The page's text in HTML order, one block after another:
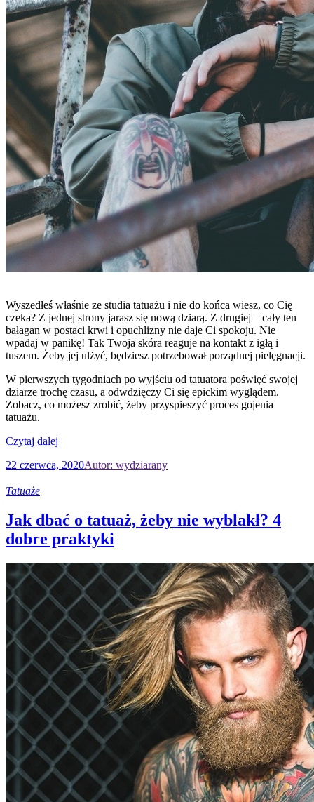
Wyszedłeś właśnie ze studia tatuażu i nie do końca wiesz, co Cię
czeka? Z jednej strony jarasz się nową dziarą. Z drugiej – cały ten
bałagan w postaci krwi i opuchlizny nie daje Ci spokoju. Nie
wpadaj w panikę! Tak Twoja skóra reaguje na kontakt z igłą i
tuszem. Żeby jej ulżyć, będziesz potrzebował porządnej pielęgnacji.
W pierwszych tygodniach po wyjściu od tatuatora poświęć swojej
dziarze trochę czasu, a odwdzięczy Ci się epickim wyglądem.
Zobacz, co możesz zrobić, żeby przyspieszyć proces gojenia
tatuażu.
Czytaj dalej
22 czerwca, 2020Autor: wydziarany
Tatuaże
Jak dbać o tatuaż, żeby nie wyblakł? 4
dobre praktyki